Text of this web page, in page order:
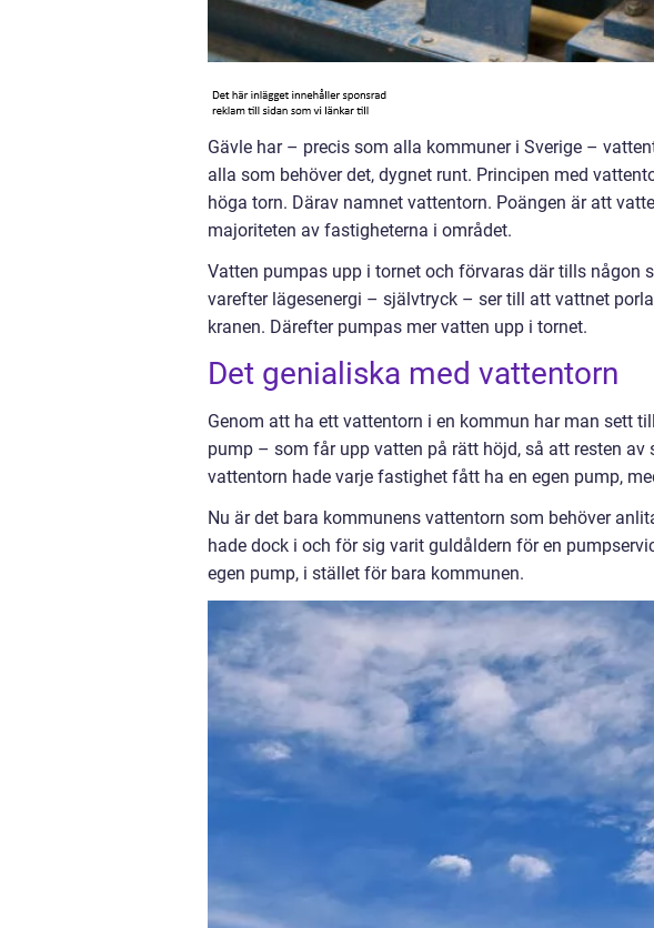
Gävle har – precis som alla kommuner i Sverige –
alla som behöver det, dygnet runt. Principen med
höga torn. Därav namnet vattentorn. Poängen är att
majoriteten av fastigheterna i området.
Vatten pumpas upp i tornet och förvaras där tills någon
varefter lägesenergi – självtryck – ser till att vattnet
kranen. Därefter pumpas mer vatten upp i tornet.
Det genialiska med vattentorn
Genom att ha ett vattentorn i en kommun har man sett
pump – som får upp vatten på rätt höjd, så att resten
vattentorn hade varje fastighet fått ha en egen pump,
Nu är det bara kommunens vattentorn som behöver
hade dock i och för sig varit guldåldern för en
egen pump, i stället för bara kommunen.